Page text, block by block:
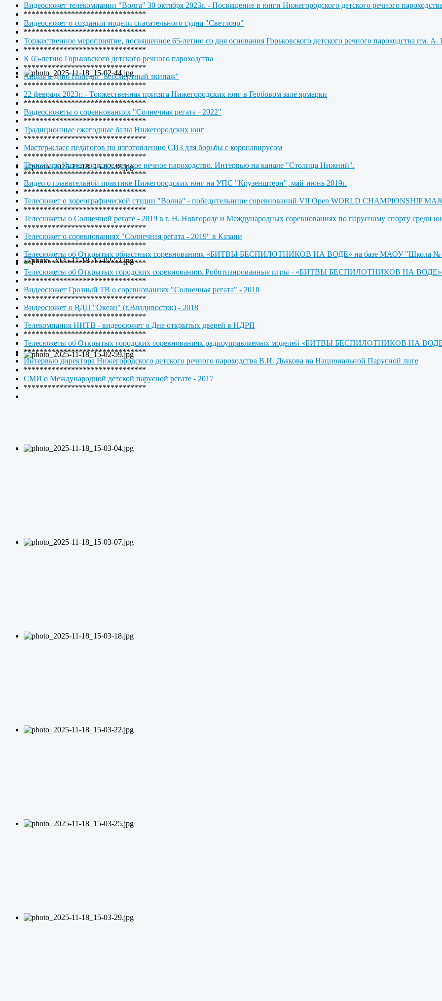
Видеосюжет телекомпании "Волга" 30 октября 2023г. - Посвящение в юнги Нижегородского детского речного пароходства
*******************************
Видеосюжет о создании модели спасательного судна "Светлояр"
*******************************
Торжественное мероприятие, посвященное 65-летию со дня основания Горьковского детского речного пароходства им. А.
*******************************
К 65-летию Горьковского детского речного пароходства
*******************************
Акция к Дню Победы "Бессмертный экипаж"
*******************************
22 февраля 2023г. - Торжественная присяга Нижегородских юнг в Гербовом зале ярмарки
*******************************
Видеосюжеты о соревнованиях "Солнечная регата - 2022"
*******************************
Традиционные ежегодные балы Нижегородских юнг
*******************************
Мастер-класс педагогов по изготовлению СИЗ для борьбы с коронавирусом
*******************************
Технопарк Нижегородское детское речное пароходство. Интервью на канале "Столица Нижний".
*******************************
Видео о плавательной практике Нижегородских юнг на УПС "Крузенштерн", май-июнь 2019г.
*******************************
Телесюжет о хореографической студии "Волна" - победительнице соревнований VII Open WORLD CHAMPIONSHIP
*******************************
Телесюжеты о Солнечной регате - 2019 в г. Н. Новгороде и Международных соревнованиях по парусному спорту среди
*******************************
Телесюжет о соревнованиях "Солнечная регата - 2019" в Казани
*******************************
Телесюжеты об Открытых областных соревнованиях «БИТВЫ БЕСПИЛОТНИКОВ НА ВОДЕ» на базе МАОУ "Школа №
*******************************
Телесюжеты об Открытых городских соревнованиях Роботизированные игры - «БИТВЫ БЕСПИЛОТНИКОВ НА
*******************************
Видеосюжет Грозный ТВ о соревнованиях "Солнечная регата" - 2018
*******************************
Видеосюжет о ВДЦ "Океан" (г.Владивосток) - 2018
*******************************
Телекомпания ННТВ - видеосюжет о Дне открытых дверей в НДРП
*******************************
Телесюжеты об Открытых городских соревнованиях радиоуправляемых моделей «БИТВЫ БЕСПИЛОТНИКОВ НА
*******************************
Интервью директора Нижегородского детского речного пароходства В.И. Дьякова на Национальной Парусной лиге
*******************************
СМИ о Международной детской парусной регате - 2017
*******************************